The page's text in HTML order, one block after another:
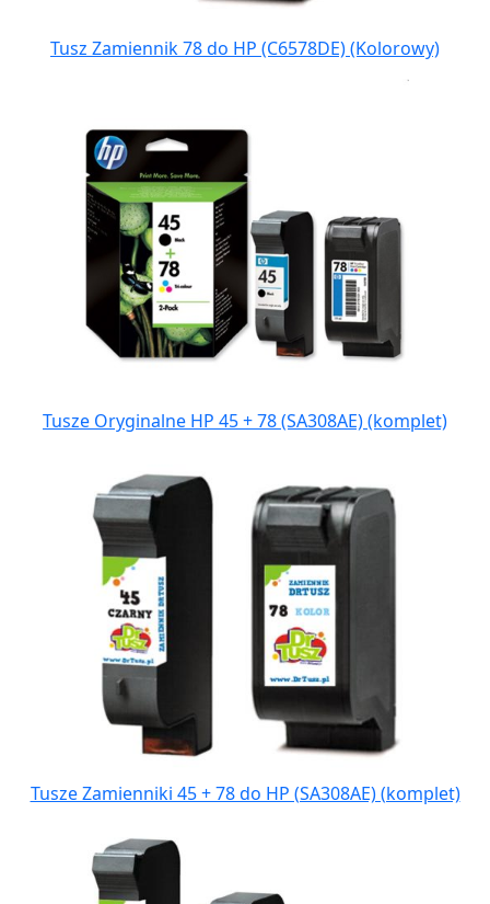
Tusz Zamiennik 78 do HP (C6578DE) (Kolorowy)
Tusze Oryginalne HP 45 + 78 (SA308AE) (komplet)
Tusze Zamienniki 45 + 78 do HP (SA308AE) (komplet)